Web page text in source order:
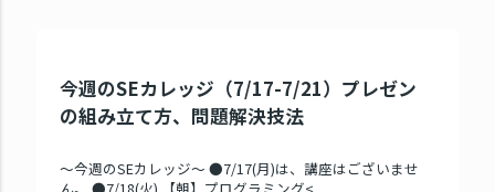
今週のSEカレッジ（7/17-7/21）プレゼン
の組み立て方、問題解決技法
～今週のSEカレッジ～ ●7/17(月)は、講座はございませ
ん。 ●7/18(火) 【朝】プログラミング<...